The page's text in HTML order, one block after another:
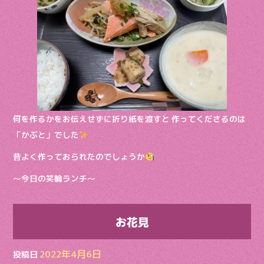
何を作るかをお伝えせずに折り紙を渡すと 作ってくださるのは
「かぶと」でした
昔よく作っておられたのでしょうか
〜今日の笑輪ランチ〜
お花見
投稿日2022年4月6日